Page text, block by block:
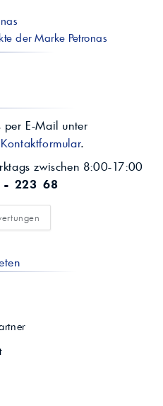
der Marke Petronas
per E-Mail unter
Kontaktformular.
zwischen 8:00-17:00
- 223 68